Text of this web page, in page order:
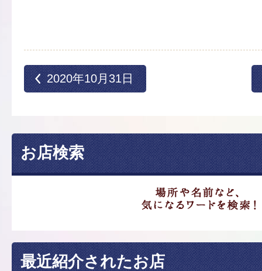
2020年10月31日
お店検索
最近紹介されたお店